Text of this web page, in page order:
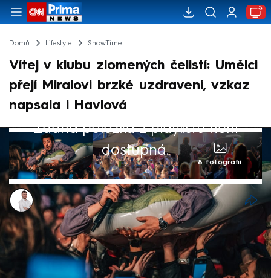
Domů Lifestyle ShowTime
Vítej v klubu zlomených čelistí: Umělci
přejí Miraiovi brzké uzdravení, vzkaz
napsala i Havlová
Žádná položka z playlistu není
dostupná.
8 fotografií
Lukáš Cigánek
31. čvc 2024, 21:37
Zpráva o zranění zpěváka Miraie Navrátila
vyvolala na sociálních sítích vlnu podpory.
Co nejrychlejší uzdravení mu kromě